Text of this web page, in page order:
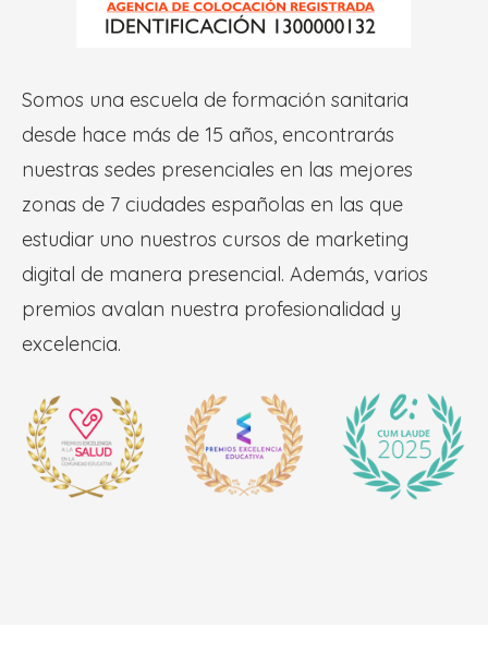
Somos una escuela de formación sanitaria
desde hace más de 15 años, encontrarás
nuestras sedes presenciales en las mejores
zonas de 7 ciudades españolas en las que
estudiar uno nuestros cursos de marketing
digital de manera presencial. Además, varios
premios avalan nuestra profesionalidad y
excelencia.